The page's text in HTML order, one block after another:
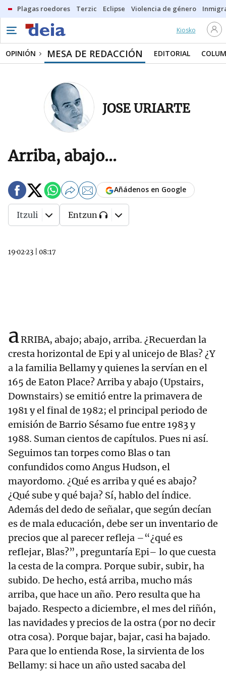
Plagas roedores Terzic Eclipse Violencia de género
Kiosko
OPINIÓN MESA DE REDACCIÓN EDITORIAL
JOSE URIARTE
Arriba, abajo...
19·02·23 08:17
Añádenos en Google
Itzuli Entzun
aRRIBA, abajo; abajo, arriba. ¿Recuerdan la
cresta horizontal de Epi y al unicejo de Blas? ¿Y
a la familia Bellamy y quienes la servían en el
165 de Eaton Place? Arriba y abajo (Upstairs,
Downstairs) se emitió entre la primavera de
1981 y el final de 1982; el principal periodo de
emisión de Barrio Sésamo fue entre 1983 y
1988. Suman cientos de capítulos. Pues ni así.
Seguimos tan torpes como Blas o tan
confundidos como Angus Hudson, el
mayordomo. ¿Qué es arriba y qué es abajo?
¿Qué sube y qué baja? Sí, hablo del índice.
Además del dedo de señalar, que según decían
es de mala educación, debe ser un inventario de
precios que al parecer refleja –“¿qué es
reflejar, Blas?”, preguntaría Epi– lo que cuesta
la cesta de la compra. Porque subir, subir, ha
subido. De hecho, está arriba, mucho más
arriba, que hace un año. Pero resulta que ha
bajado. Respecto a diciembre, el mes del riñón,
las navidades y precios de la ostra (por no decir
otra cosa). Porque bajar, bajar, casi ha bajado.
Para que lo entienda Rose, la sirvienta de los
Bellamy: si hace un año usted sacaba del